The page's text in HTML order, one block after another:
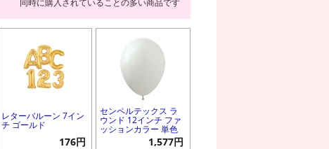
レターバルーン 7イン
チ ゴールド
176円
センペルテックス ラ
ウンド 12インチ ファ
ッションカラー 単色
1,577円